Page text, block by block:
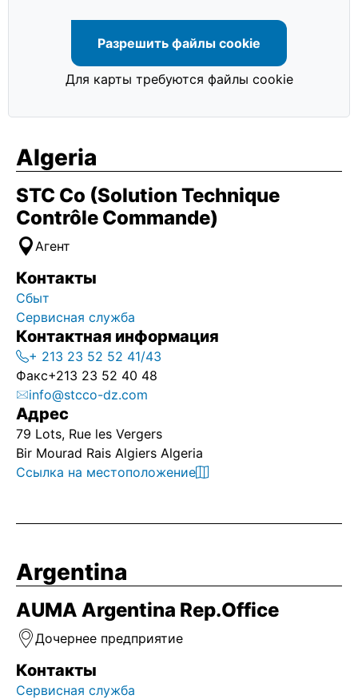
Разрешить файлы cookie
Для карты требуются файлы cookie
Algeria
STC Co (Solution Technique
Contrôle Commande)
Агент
Контакты
Сбыт
Сервисная служба
Контактная информация
+ 213 23 52 52 41/43
Факс+213 23 52 40 48
info@stcco-dz.com
Адрес
79 Lots, Rue les Vergers
Bir Mourad Rais Algiers Algeria
Ссылка на местоположение
Argentina
AUMA Argentina Rep.Office
Дочернее предприятие
Контакты
Сервисная служба